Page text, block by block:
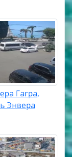
Гагра,
Энвера